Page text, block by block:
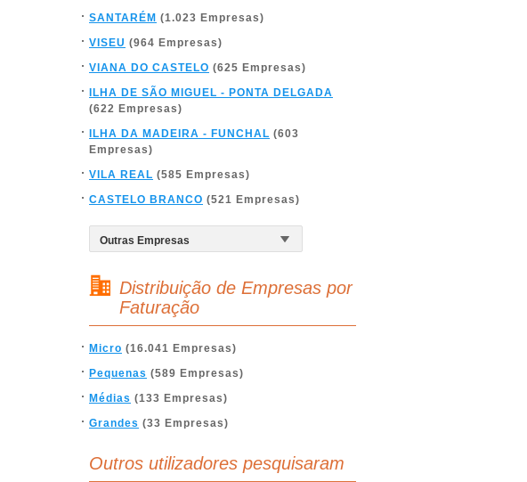
SANTARÉM (1.023 Empresas)
VISEU (964 Empresas)
VIANA DO CASTELO (625 Empresas)
ILHA DE SÃO MIGUEL - PONTA DELGADA
(622 Empresas)
ILHA DA MADEIRA - FUNCHAL (603
Empresas)
VILA REAL (585 Empresas)
CASTELO BRANCO (521 Empresas)
Distribuição de Empresas por
Faturação
Micro (16.041 Empresas)
Pequenas (589 Empresas)
Médias (133 Empresas)
Grandes (33 Empresas)
Outros utilizadores pesquisaram